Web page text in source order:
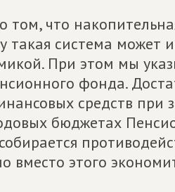
что
такая система может
При этом мы
фонда.
средств при
бюджетах
вместо этого